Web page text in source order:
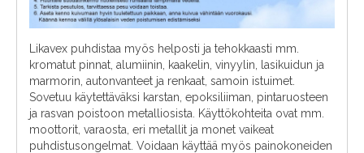
Likavex puhdistaa myös helposti ja tehokkaasti mm.
kromatut pinnat, alumiinin, kaakelin, vinyylin, lasikuidun ja
marmorin, autonvanteet ja renkaat, samoin istuimet.
Sovetuu käytettäväksi karstan, epoksiliiman, pintaruosteen
ja rasvan poistoon metalliosista. Käyttökohteita ovat mm.
moottorit, varaosta, eri metallit ja monet vaikeat
puhdistusongelmat. Voidaan käyttää myös painokoneiden